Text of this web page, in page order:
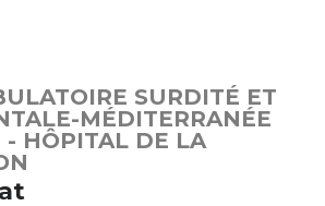
SURDITÉ ET
MÉDITERRANÉE
- HÔPITAL DE LA